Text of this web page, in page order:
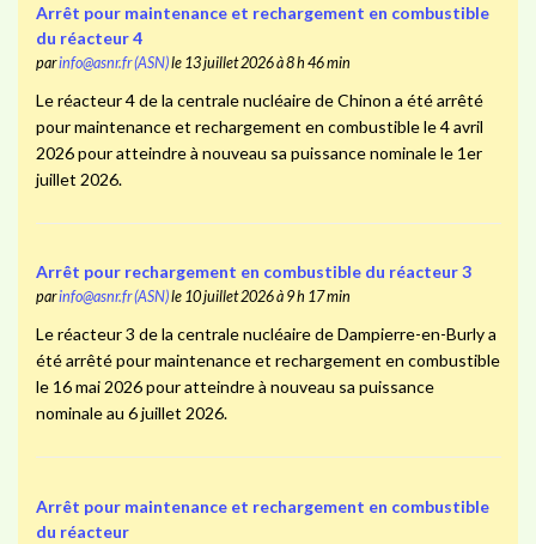
Arrêt pour maintenance et rechargement en combustible
du réacteur 4
parinfo@asnr.fr (ASN)le 13 juillet 2026 à 8 h 46 min
Le réacteur 4 de la centrale nucléaire de Chinon a été arrêté
pour maintenance et rechargement en combustible le 4 avril
2026 pour atteindre à nouveau sa puissance nominale le 1er
juillet 2026.
Arrêt pour rechargement en combustible du réacteur 3
parinfo@asnr.fr (ASN)le 10 juillet 2026 à 9 h 17 min
Le réacteur 3 de la centrale nucléaire de Dampierre-en-Burly a
été arrêté pour maintenance et rechargement en combustible
le 16 mai 2026 pour atteindre à nouveau sa puissance
nominale au 6 juillet 2026.
Arrêt pour maintenance et rechargement en combustible
du réacteur